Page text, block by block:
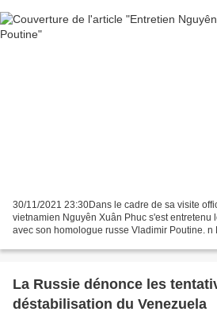
30/11/2021 23:30Dans le cadre de sa visite
vietnamien Nguyên Xuân Phuc s'est entretenu
avec son homologue russe Vladimir Poutine. n
La Russie dénonce les
déstabilisation du Venezuela